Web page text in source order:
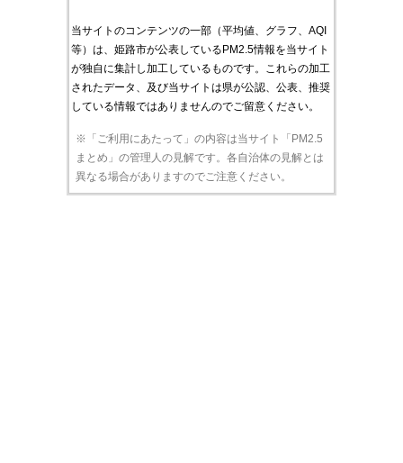
当サイトのコンテンツの一部（平均値、グラフ、AQI
等）は、姫路市が公表しているPM2.5情報を当サイト
が独自に集計し加工しているものです。これらの加工
されたデータ、及び当サイトは県が公認、公表、推奨
している情報ではありませんのでご留意ください。
※「ご利用にあたって」の内容は当サイト「PM2.5
まとめ」の管理人の見解です。各自治体の見解とは
異なる場合がありますのでご注意ください。